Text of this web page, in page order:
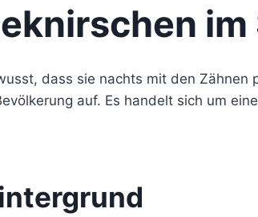
im
dass sie nachts mit den Zähnen
auf. Es handelt sich um